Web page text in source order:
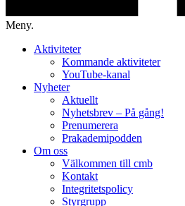
Meny.
Aktiviteter
Kommande aktiviteter
YouTube-kanal
Nyheter
Aktuellt
Nyhetsbrev – På gång!
Prenumerera
Prakademipodden
Om oss
Välkommen till cmb
Kontakt
Integritetspolicy
Styrgrupp